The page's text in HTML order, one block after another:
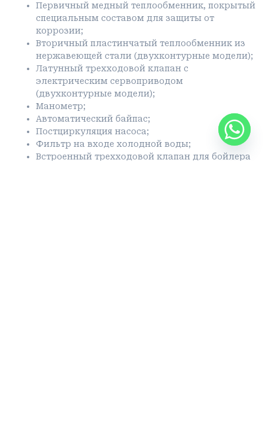
Первичный медный теплообменник, покрытый
специальным составом для защиты от
коррозии;
Вторичный пластинчатый теплообменник из
нержавеющей стали (двухконтурные модели);
Латунный трехходовой клапан с
электрическим сервоприводом
(двухконтурные модели);
Манометр;
Автоматический байпас;
Постциркуляция насоса;
Фильтр на входе холодной воды;
Встроенный трехходовой клапан для бойлера